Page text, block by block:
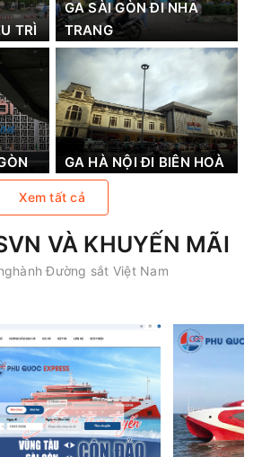
TRÌ
GA SÀI GÒN ĐI NHA
TRANG
GA HÀ NỘI ĐI BIÊN HOÀ
Xem tất cả
VÀ KHUYẾN MÃI
Đường sắt Việt Nam